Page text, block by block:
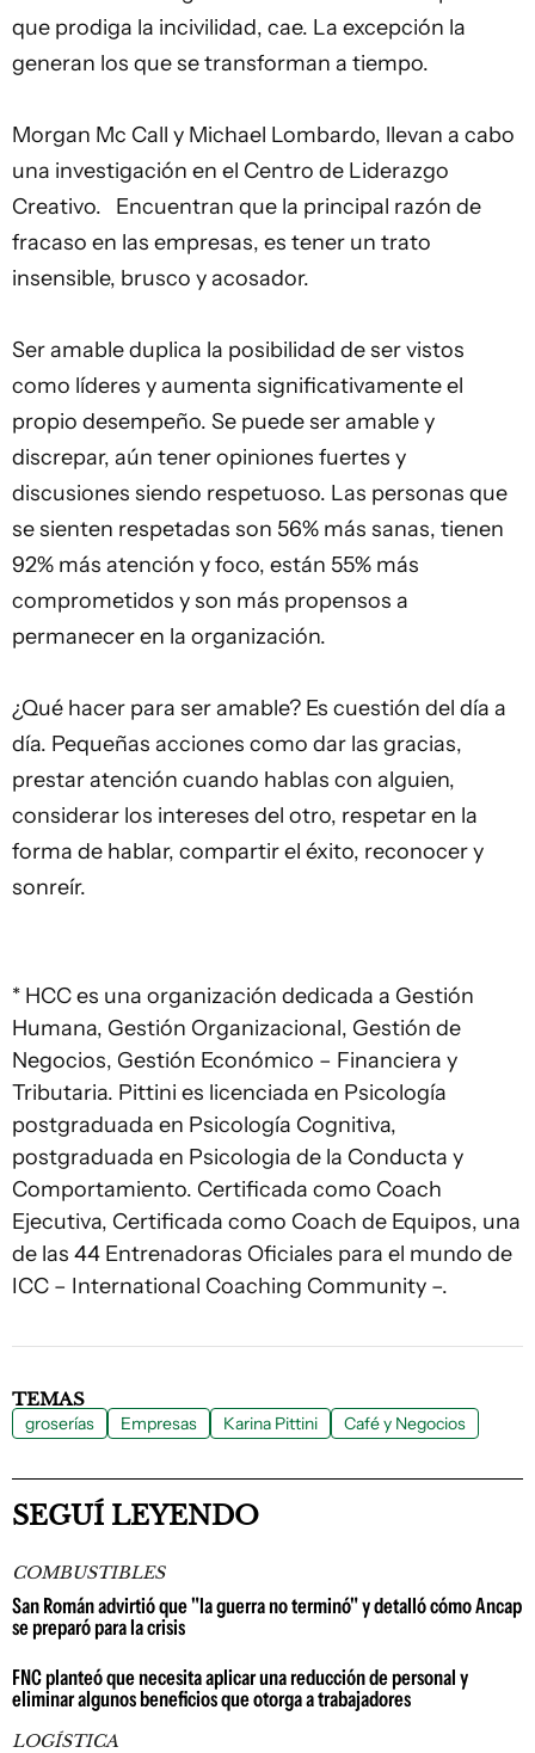
que prodiga la incivilidad, cae. La excepción la
generan los que se transforman a tiempo.
Morgan Mc Call y Michael Lombardo, llevan a cabo
una investigación en el Centro de Liderazgo
Creativo. Encuentran que la principal razón de
fracaso en las empresas, es tener un trato
insensible, brusco y acosador.
Ser amable duplica la posibilidad de ser vistos
como líderes y aumenta significativamente el
propio desempeño. Se puede ser amable y
discrepar, aún tener opiniones fuertes y
discusiones siendo respetuoso. Las personas que
se sienten respetadas son 56% más sanas, tienen
92% más atención y foco, están 55% más
comprometidos y son más propensos a
permanecer en la organización.
¿Qué hacer para ser amable? Es cuestión del día a
día. Pequeñas acciones como dar las gracias,
prestar atención cuando hablas con alguien,
considerar los intereses del otro, respetar en la
forma de hablar, compartir el éxito, reconocer y
sonreír.
* HCC es una organización dedicada a Gestión
Humana, Gestión Organizacional, Gestión de
Negocios, Gestión Económico – Financiera y
Tributaria. Pittini es licenciada en Psicología
postgraduada en Psicología Cognitiva,
postgraduada en Psicologia de la Conducta y
Comportamiento. Certificada como Coach
Ejecutiva, Certificada como Coach de Equipos, una
de las 44 Entrenadoras Oficiales para el mundo de
ICC – International Coaching Community –.
TEMAS
groserías Empresas Karina Pittini Café y Negocios
SEGUÍ LEYENDO
COMBUSTIBLES
San Román advirtió que "la guerra no terminó" y detalló cómo Ancap
se preparó para la crisis
FNC planteó que necesita aplicar una reducción de personal y
eliminar algunos beneficios que otorga a trabajadores
LOGÍSTICA